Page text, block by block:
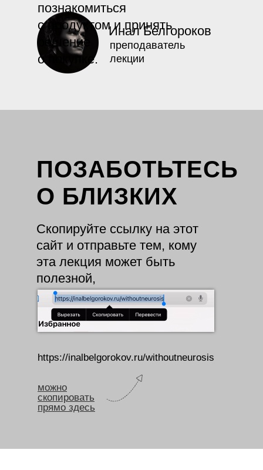
Инал Белгороков
преподаватель
лекции
Скопируйте ссылку на этот
сайт и отправьте тем, кому
эта лекция может быть
полезной,
https://inalbelgorokov.ru/withoutneurosis
ПОЗАБОТЬТЕСЬ
О БЛИЗКИХ
можно
скопировать
прямо здесь
познакомиться
с продуктом и принять
решение
о покупке.